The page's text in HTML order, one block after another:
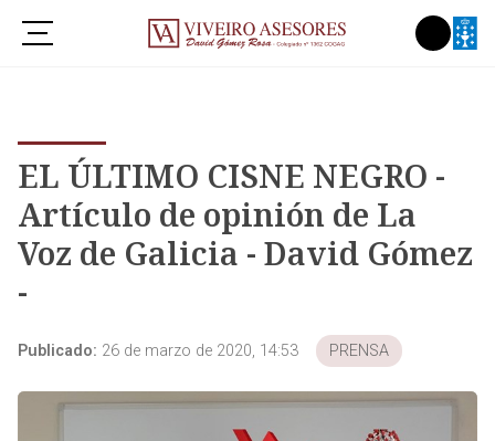
EL ÚLTIMO CISNE NEGRO -
Artículo de opinión de La
Voz de Galicia - David Gómez
-
Publicado: 26 de marzo de 2020, 14:53 PRENSA